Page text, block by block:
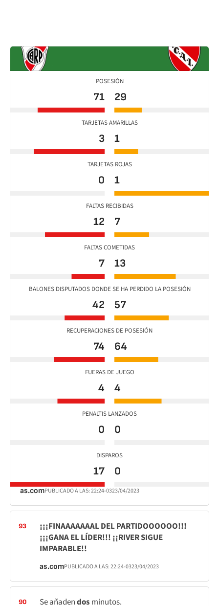
POSESIÓN
71 29
TARJETAS AMARILLAS
3 1
TARJETAS ROJAS
0 1
FALTAS RECIBIDAS
12 7
FALTAS COMETIDAS
7 13
BALONES DISPUTADOS DONDE SE HA PERDIDO LA POSESIÓN
42 57
RECUPERACIONES DE POSESIÓN
74 64
FUERAS DE JUEGO
4 4
PENALTIS LANZADOS
0 0
DISPAROS
17 0
as.comPUBLICADO A LAS:22:24-0323/04/2023
93
¡¡¡FINAAAAAAAL DEL PARTIDOOOOOO!!!
¡¡¡GANA EL LÍDER!!! ¡¡RIVER SIGUE
IMPARABLE!!
as.comPUBLICADO A LAS:22:24-0323/04/2023
90 Se añadendos minutos.